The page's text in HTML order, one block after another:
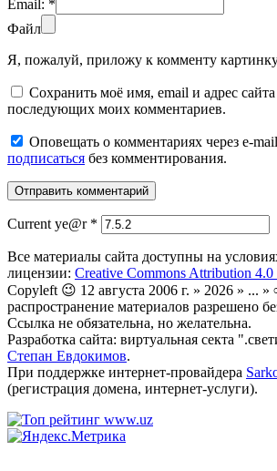
Email: *
Файл
Я, пожалуй, приложу к комменту
Сохранить моё имя, email и адрес сайта
последующих моих комментариев.
Оповещать о комментариях через e-
подписаться без комментирования.
Current ye@r *
Все материалы сайта доступны на
лицензии: Creative Commons Attribution 4.0
Copyleft 😉 12 августа 2006 г. » 2026 » ...
распространение материалов разрешено
Ссылка не обязательна, но желательна.
Разработка сайта: виртуальная секта
Степан Евдокимов.
При поддержке интернет-провайдера
(регистрация домена, интернет-услуги).